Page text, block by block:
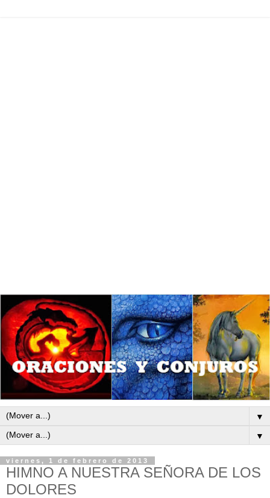
▼
▼
viernes, 1 de febrero de 2013
HIMNO A NUESTRA SEÑORA DE LOS
DOLORES